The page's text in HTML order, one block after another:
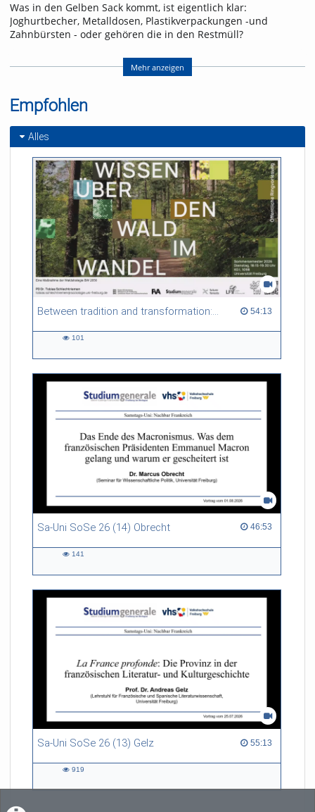
Was in den Gelben Sack kommt, ist eigentlich klar:
Joghurtbecher, Metalldosen, Plastikverpackungen -und
Zahnbürsten - oder gehören die in den Restmüll?
Im Recyclingmärchen „Die Trennung“ landet PET-Flasche Doro
fälschlicherweise im Gelben Sack! Was sie nicht ahnt: sie wird
Verpackungen tritt sie die Reise ins Ungewisse an. Wer
bekommt die Chance auf ein neues Leben?
Referent/in:
Andreas Nagel
Mehr anzeigen
Empfohlen
Alles
Between tradition and transformation: how owners, advisers and institutions co-create knowledge for resilient forests in Europe 54:13
54:13 duration
101
Sa-Uni SoSe 26 (14) Obrecht 46:53
46:53 duration
141
Sa-Uni SoSe 26 (13) Gelz 55:13
55:13 duration
919